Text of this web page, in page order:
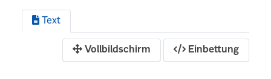
Text
Vollbildschirm Einbettung